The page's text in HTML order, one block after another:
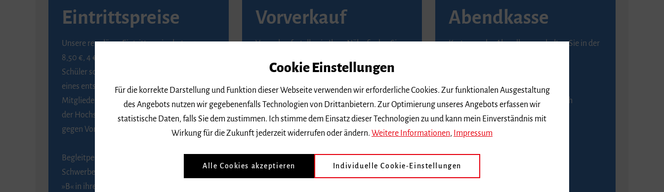
Eintrittspreise
Unsere regulären Eintrittspreise betragen
8,50 €, 4 € ermäßigt für Schülerinnen und
Schüler sowie Studierende gegen Vorlage
eines entsprechenden Nachweises, 6 € für
Mitglieder der Gesellschaft zur Förderung
der Hochschule für Musik Freiburg e. V.
gegen Vorlage des Mitgliedsausweises.
Begleitpersonen von Menschen mit
Schwerbehinderung, die das Merkzeichen
»B« in ihrem Schwerbehindertenausweis
Vorverkauf
Vorverkaufsstellen in Ihrer Nähe finden Sie
79098 Freiburg
bis drei Tage vor einem Konzert möglich)
FWTM Tourist-Information
Abendkasse
Karten an der Abendkasse erhalten Sie in der
An der Abendkasse ist ausschließlich
Barzahlung möglich.
Anfahrt
Cookie Einstellungen
Für die korrekte Darstellung und Funktion dieser Webseite verwenden wir erforderliche Cookies. Zur funktionalen Ausgestaltung
des Angebots nutzen wir gegebenenfalls Technologien von Drittanbietern. Zur Optimierung unseres Angebots erfassen wir
statistische Daten, falls Sie dem zustimmen. Ich stimme dem Einsatz dieser Technologien zu und kann mein Einverständnis mit
Wirkung für die Zukunft jederzeit widerrufen oder ändern. Weitere Informationen Impressum
Alle Cookies akzeptieren Individuelle Cookie-Einstellungen